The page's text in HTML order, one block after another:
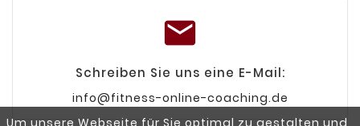
Um unsere Webseite für Sie optimal zu gestalten und

Schreiben Sie uns eine E-Mail:
info@fitness-online-coaching.de